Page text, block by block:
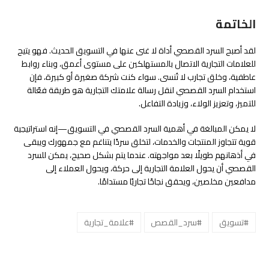
الخاتمة
لقد أصبح السرد القصصي أداة لا غنى عنها في التسويق الحديث. فهو يتيح
للعلامات التجارية الاتصال بالمستهلكين على مستوى أعمق، وبناء روابط
عاطفية، وخلق تجارب لا تُنسى. سواء كنت شركة صغيرة أو كبيرة، فإن
استخدام السرد القصصي لنقل رسالة علامتك التجارية هو طريقة فعّالة
للتميز، وتعزيز الولاء، وزيادة التفاعل.
لا يمكن المبالغة في أهمية السرد القصصي في التسويق—إنه استراتيجية
قوية تتجاوز المنتجات والخدمات، لتخلق سردًا يتناغم مع جمهورك ويبقى
في أذهانهم طويلًا بعد مواجهته. عندما يتم بشكل صحيح، يمكن للسرد
القصصي أن يحول العلامة التجارية إلى حركة، ويحول العملاء إلى
مدافعين مخلصين، ويحقق نجاحًا تجاريًا مستدامًا.
#تسويق #سرد_القصص #علامة_تجارية